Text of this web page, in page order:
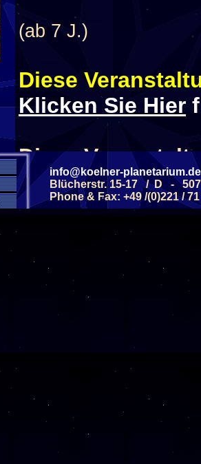
(ab 7 J.)
Diese
Klicken Sie Hier
Diese
Wochentag
SAMSTAG
SAMSTAG
Alle
info@koelner-planetarium.de
Blücherstr. 15-17 / D -
Phone & Fax: +49 /(0)221 /